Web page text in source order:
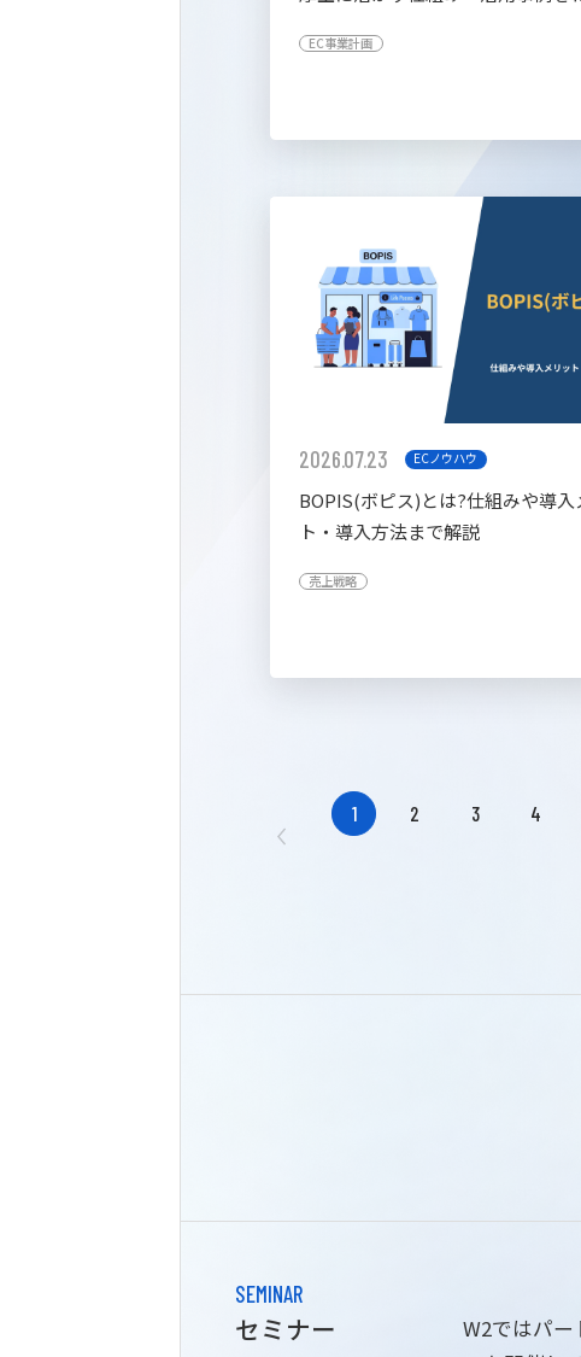
EC事業計画
2026.07.23 ECノウハウ
BOPIS(ボピス)とは?仕組みや導入
ト・導入方法まで解説
売上戦略
1 2 3 4
SEMINAR
セミナー
W2ではパ